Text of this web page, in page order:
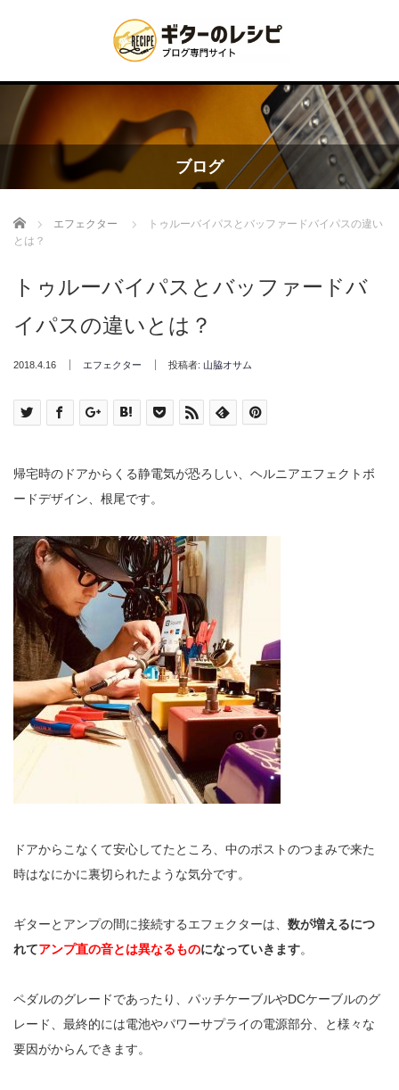
ブログ
Home エフェクター
トゥルーバイパスとバッファードバイパスの違い
とは？
トゥルーバイパスとバッファードバ
イパスの違いとは？
2018.4.16 エフェクター 投稿者: 山脇オサム
帰宅時のドアからくる静電気が恐ろしい、ヘルニアエフェクトボ
ードデザイン、根尾です。
ドアからこなくて安心してたところ、中のポストのつまみで来た
時はなにかに裏切られたような気分です。
ギターとアンプの間に接続するエフェクターは、 数が増えるにつ
れてアンプ直の音とは異なるものになっていきます。
ペダルのグレードであったり、パッチケーブルやDCケーブルのグ
レード、最終的には電池やパワーサプライの電源部分、と様々な
要因がからんできます。